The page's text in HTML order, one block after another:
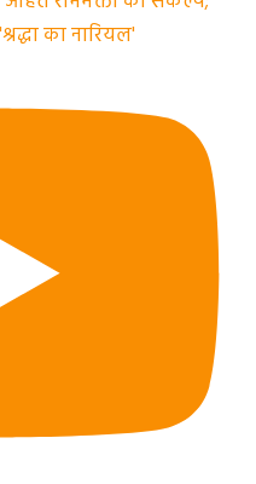
का नारियल'